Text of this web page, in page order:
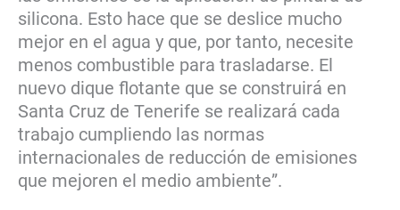
silicona. Esto hace que se deslice mucho
mejor en el agua y que, por tanto, necesite
menos combustible para trasladarse. El
nuevo dique flotante que se construirá en
Santa Cruz de Tenerife se realizará cada
trabajo cumpliendo las normas
internacionales de reducción de emisiones
que mejoren el medio ambiente”.